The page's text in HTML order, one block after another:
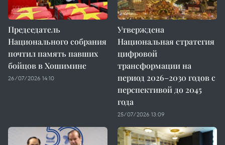
Председатель
Национального собрания
почтил память павших
бойцов в Хошимине
26/07/2026 14:10
Утверждена
Национальная стратегия
цифровой
трансформации на
период 2026–2030 годов с
перспективой до 2045
года
25/07/2026 13:09